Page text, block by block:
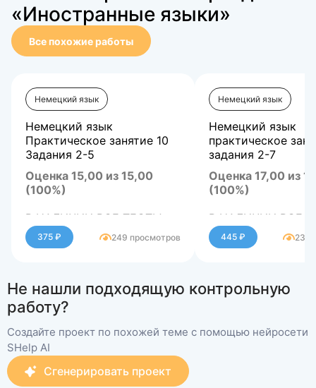
«Иностранные языки»
Все похожие работы
Немецкий язык
Немецкий язык
Практическое занятие 10
Задания 2-5
Оценка 15,00 из 15,00
(100%)
В НАЛИЧИИ ВСЕ ТЕСТЫ,
ИТОГОВЫЕ
ТЕСТИРОВАНИЯ,
ПРАКТИЧЕСКИЕ, РУЧНЫЕ
ПРАКТИЧЕСКИЕ. ВСЕ
ФАКУЛЬТЕТЫ НСПК . ЕСЛИ
ЧЕГО ТО НЕТ У МЕНЯ В
ПРОФИЛЕ, ПИШИТЕ МНЕ В
ЛИЧНЫЕ СООБЩЕНИЯ.
375 ₽ 249 просмотров
Немецкий язык
Немецкий язык
практическое
задания 2-7
Оценка 17,00 из
(100%)
В НАЛИЧИИ ВСЕ
ИТОГОВЫЕ
ТЕСТИРОВАНИЯ,
ПРАКТИЧЕСКИЕ,
ЧЕГО ТО НЕТ У
445 ₽ 236
Не нашли подходящую контрольную
работу?
Создайте проект по похожей теме с помощью нейросети
SHelp AI
Сгенерировать проект